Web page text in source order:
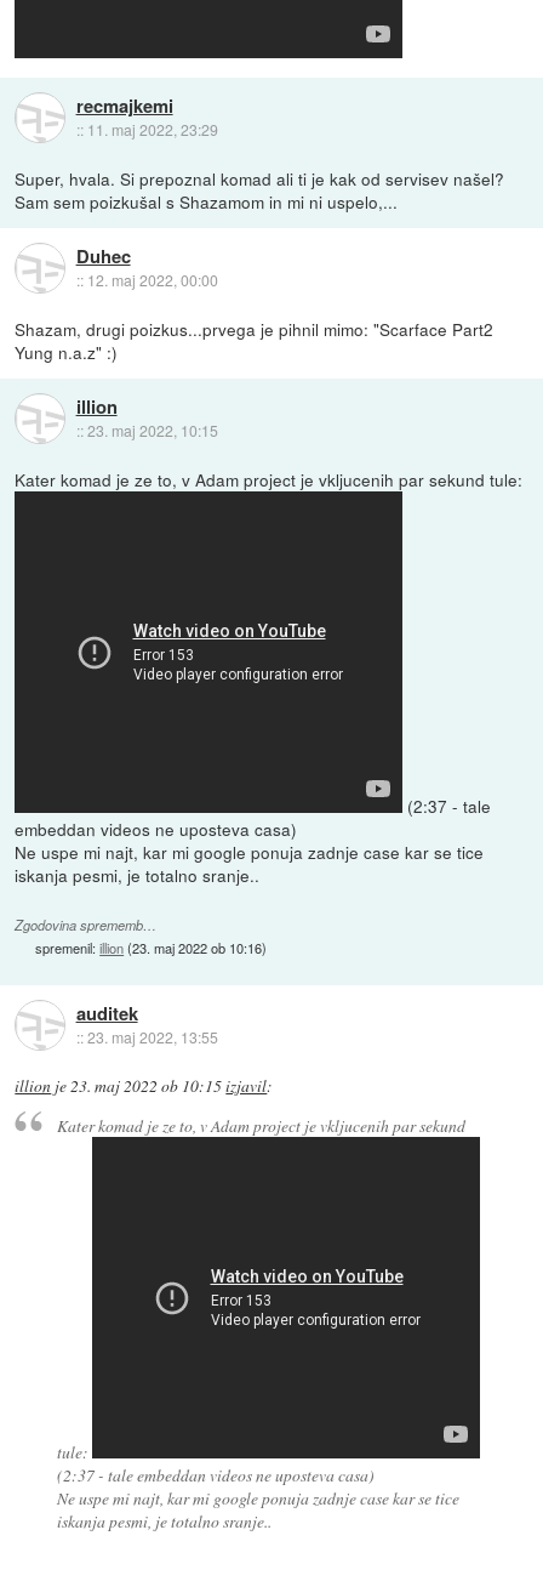
recmajkemi
:: 11. maj 2022, 23:29
Super, hvala. Si prepoznal komad ali ti je kak od servisev našel?
Sam sem poizkušal s Shazamom in mi ni uspelo,...
Duhec
:: 12. maj 2022, 00:00
Shazam, drugi poizkus...prvega je pihnil mimo: "Scarface Part2
Yung n.a.z" :)
illion
::23. maj 2022, 10:15
Kater komad je ze to, v Adam project je vkljucenih par sekund tule:
(2:37 - tale
embeddan videos ne uposteva casa)
Ne uspe mi najt, kar mi google ponuja zadnje case kar se tice
iskanja pesmi, je totalno sranje..
Zgodovina sprememb…
spremenil:illion(23. maj 2022 ob 10:16)
auditek
::23. maj 2022, 13:55
illion je23. maj 2022 ob 10:15izjavil:
Kater komad je ze to, v Adam project je vkljucenih par sekund
tule:
(2:37 - tale embeddan videos ne uposteva casa)
Ne uspe mi najt, kar mi google ponuja zadnje case kar se tice
iskanja pesmi, je totalno sranje..